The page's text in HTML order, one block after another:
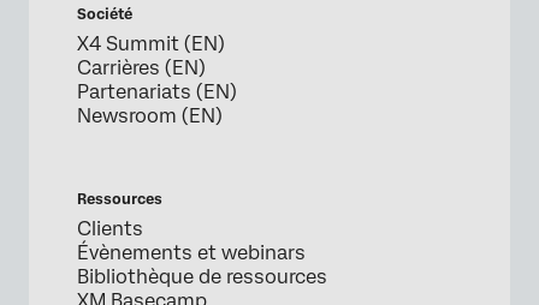
Société
X4 Summit (EN)
Carrières (EN)
Partenariats (EN)
Newsroom (EN)
Ressources
Clients
Évènements et webinars
Bibliothèque de ressources